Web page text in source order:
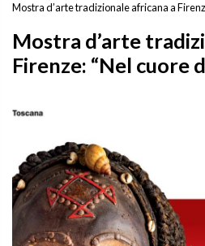
Mostra d’arte tradizionale africana a
Mostra d’arte
Firenze: “Nel cuore